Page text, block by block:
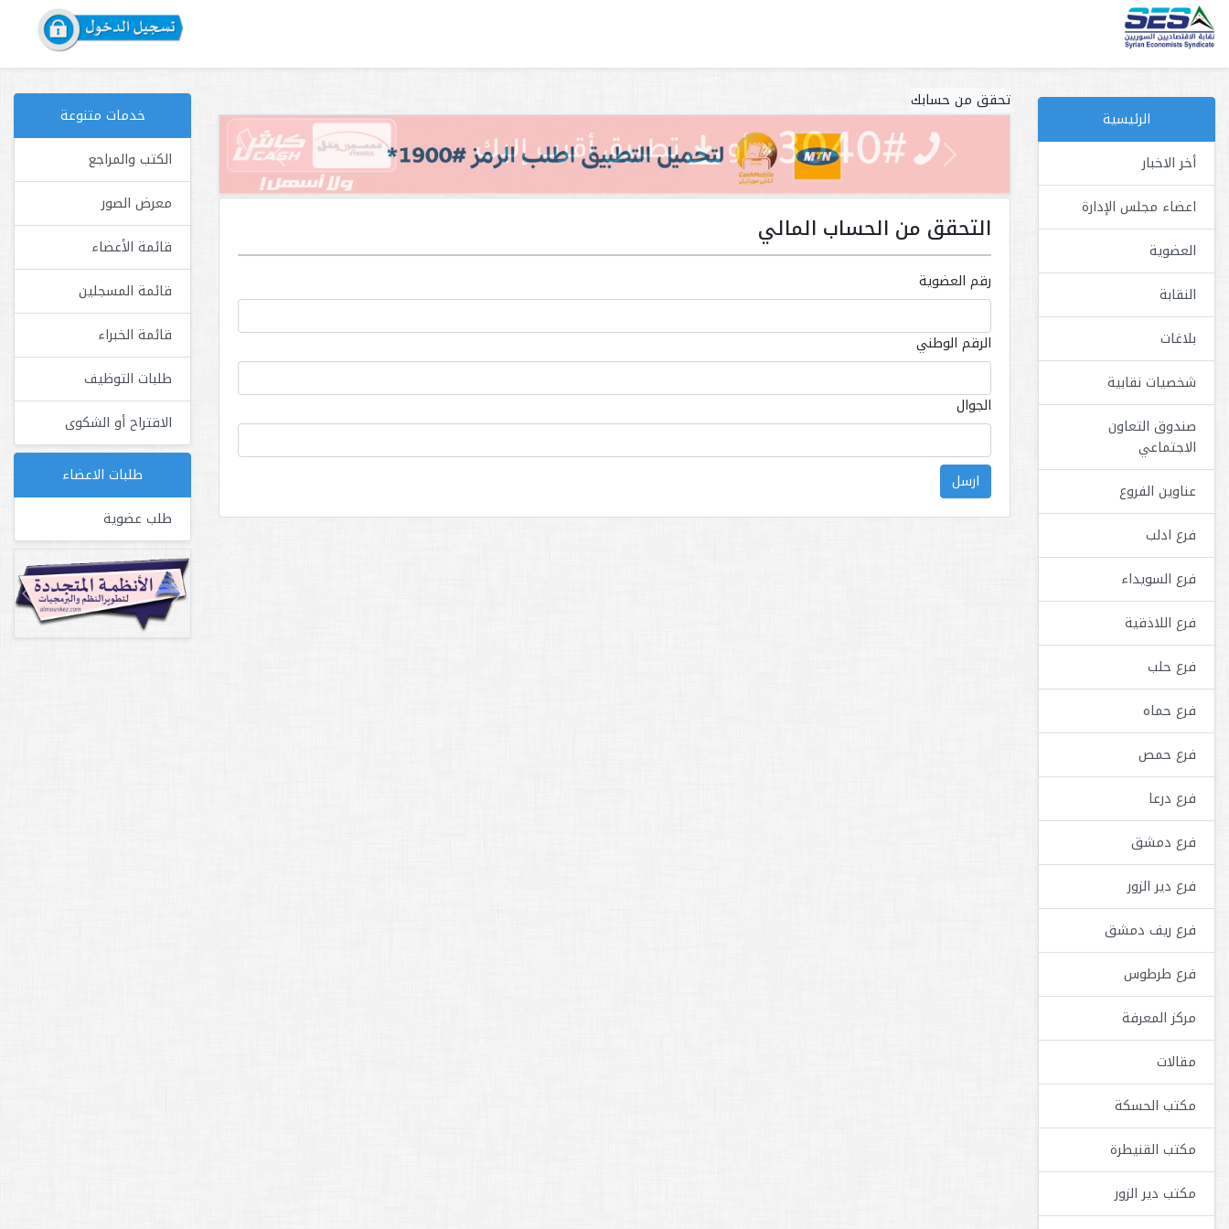
الرئيسية
أخر الاخبار
اعضاء مجلس الإدارة
العضوية
النقابة
بلاغات
شخصيات نقابية
صندوق التعاون
الاجتماعي
عناوين الفروع
فرع ادلب
فرع السويداء
فرع اللاذقية
فرع حلب
فرع حماه
فرع حمص
فرع درعا
فرع دمشق
فرع دير الزور
فرع ريف دمشق
فرع طرطوس
مركز المعرفة
مقالات
مكتب الحسكة
مكتب القنيطرة
مكتب دير الزور
تحقق من حسابك
Previous
Next
التحقق من الحساب المالي
رقم العضوية
الرقم الوطني
الجوال
ارسل
خدمات متنوعة
الكتب والمراجع
معرض الصور
قائمة الأعضاء
قائمة المسجلين
قائمة الخبراء
طلبات التوظيف
الاقتراح أو الشكوى
طلبات الاعضاء
طلب عضوية
Previous